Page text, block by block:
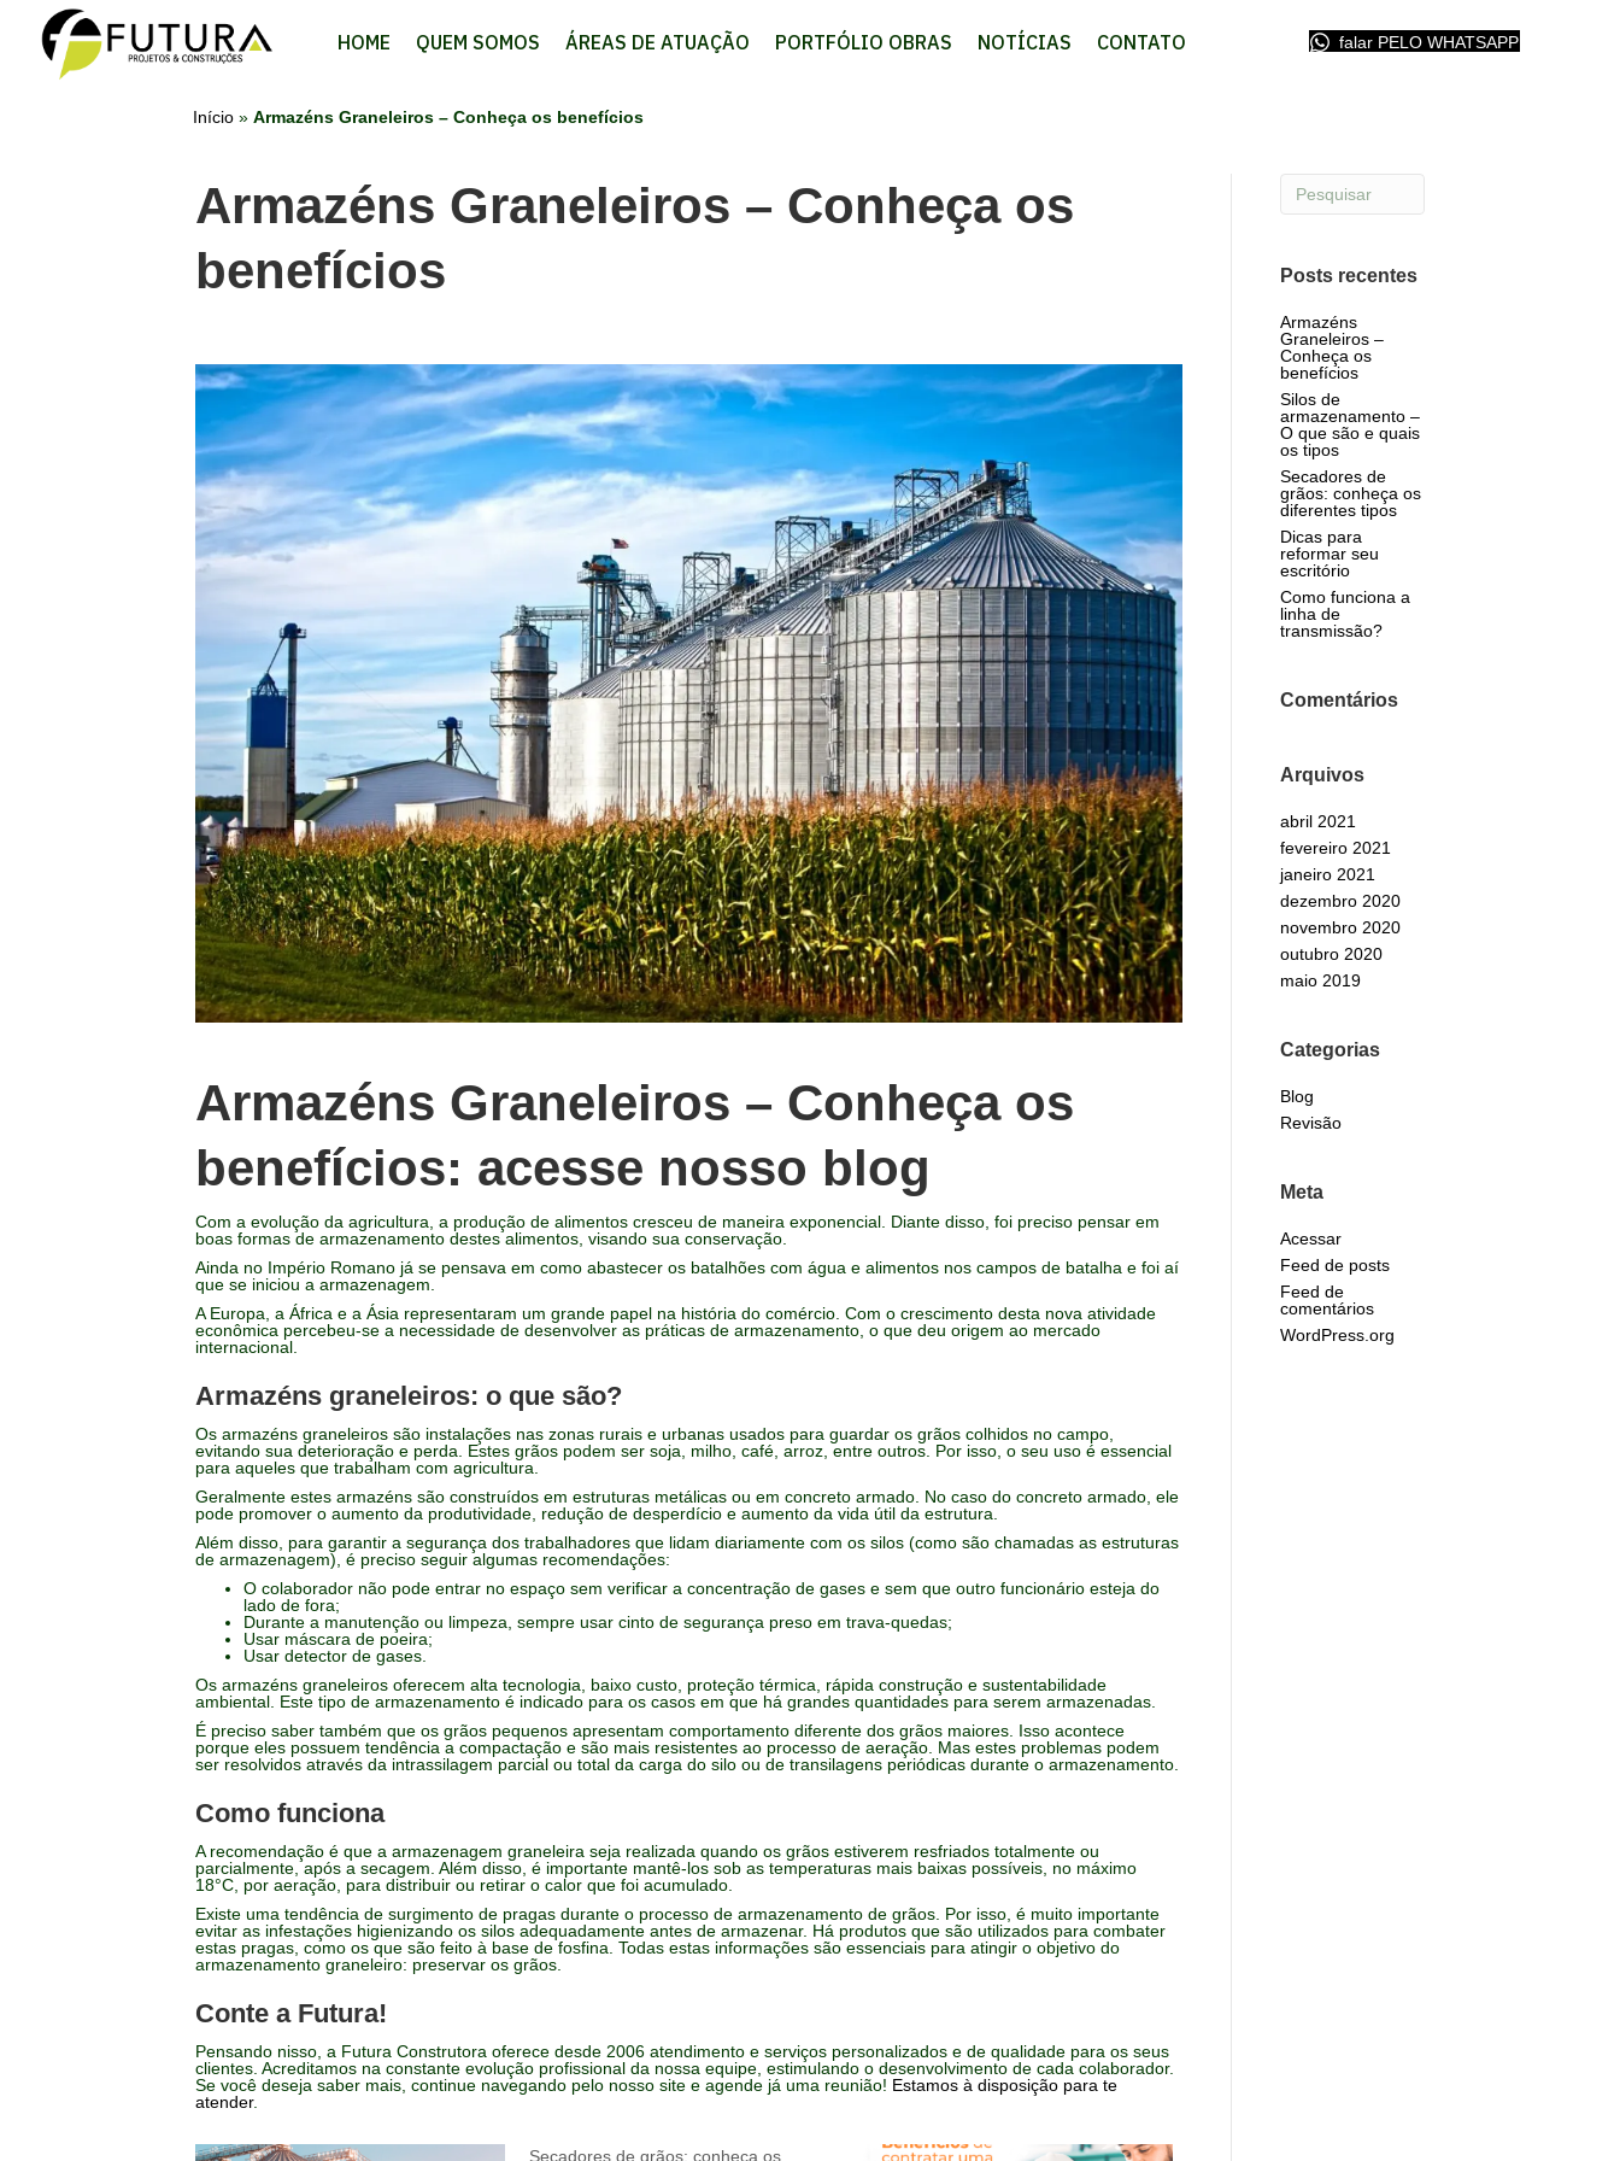
HOME QUEM SOMOS ÁREAS DE ATUAÇÃO PORTFÓLIO OBRAS NOTÍCIAS CONTATO falar PELO WHATSAPP(opens in
Início » Armazéns Graneleiros – Conheça os benefícios
Armazéns Graneleiros – Conheça os
benefícios
Armazéns Graneleiros – Conheça os
benefícios: acesse nosso blog
Com a evolução da agricultura, a produção de alimentos cresceu de maneira exponencial. Diante disso, foi preciso pensar em
boas formas de armazenamento destes alimentos, visando sua conservação.
Ainda no Império Romano já se pensava em como abastecer os batalhões com água e alimentos nos campos de batalha e foi aí
que se iniciou a armazenagem.
A Europa, a África e a Ásia representaram um grande papel na história do comércio. Com o crescimento desta nova atividade
econômica percebeu-se a necessidade de desenvolver as práticas de armazenamento, o que deu origem ao mercado
internacional.
Armazéns graneleiros: o que são?
Os armazéns graneleiros são instalações nas zonas rurais e urbanas usados para guardar os grãos colhidos no campo,
evitando sua deterioração e perda. Estes grãos podem ser soja, milho, café, arroz, entre outros. Por isso, o seu uso é essencial
para aqueles que trabalham com agricultura.
Geralmente estes armazéns são construídos em estruturas metálicas ou em concreto armado. No caso do concreto armado, ele
pode promover o aumento da produtividade, redução de desperdício e aumento da vida útil da estrutura.
Além disso, para garantir a segurança dos trabalhadores que lidam diariamente com os silos (como são chamadas as estruturas
de armazenagem), é preciso seguir algumas recomendações:
O colaborador não pode entrar no espaço sem verificar a concentração de gases e sem que outro funcionário esteja do
lado de fora;
Durante a manutenção ou limpeza, sempre usar cinto de segurança preso em trava-quedas;
Usar máscara de poeira;
Usar detector de gases.
Os armazéns graneleiros oferecem alta tecnologia, baixo custo, proteção térmica, rápida construção e sustentabilidade
ambiental. Este tipo de armazenamento é indicado para os casos em que há grandes quantidades para serem armazenadas.
É preciso saber também que os grãos pequenos apresentam comportamento diferente dos grãos maiores. Isso acontece
porque eles possuem tendência a compactação e são mais resistentes ao processo de aeração. Mas estes problemas podem
ser resolvidos através da intrassilagem parcial ou total da carga do silo ou de transilagens periódicas durante o armazenamento.
Como funciona
A recomendação é que a armazenagem graneleira seja realizada quando os grãos estiverem resfriados totalmente ou
parcialmente, após a secagem. Além disso, é importante mantê-los sob as temperaturas mais baixas possíveis, no máximo
18°C, por aeração, para distribuir ou retirar o calor que foi acumulado.
Existe uma tendência de surgimento de pragas durante o processo de armazenamento de grãos. Por isso, é muito importante
evitar as infestações higienizando os silos adequadamente antes de armazenar. Há produtos que são utilizados para combater
estas pragas, como os que são feito à base de fosfina. Todas estas informações são essenciais para atingir o objetivo do
armazenamento graneleiro: preservar os grãos.
Conte a Futura!
Pensando nisso, a Futura Construtora oferece desde 2006 atendimento e serviços personalizados e de qualidade para os seus
clientes. Acreditamos na constante evolução profissional da nossa equipe, estimulando o desenvolvimento de cada colaborador.
Se você deseja saber mais, continue navegando pelo nosso site e agende já uma reunião! Estamos à disposição para te
atender.
Secadores de grãos: conheça os
Posts recentes
Armazéns
Graneleiros –
Conheça os
benefícios
Silos de
armazenamento –
O que são e quais
os tipos
Secadores de
grãos: conheça os
diferentes tipos
Dicas para
reformar seu
escritório
Como funciona a
linha de
transmissão?
Comentários
Arquivos
abril 2021
fevereiro 2021
janeiro 2021
dezembro 2020
novembro 2020
outubro 2020
maio 2019
Categorias
Blog
Revisão
Meta
Acessar
Feed de posts
Feed de
comentários
WordPress.org